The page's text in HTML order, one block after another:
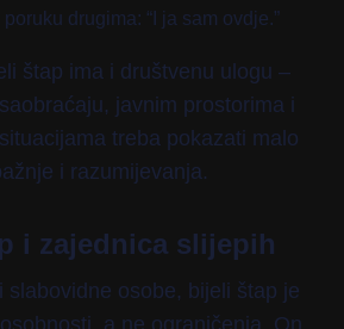
poruku drugima: “I ja sam ovdje.”
štap ima i društvenu ulogu –
javnim prostorima i
treba pokazati malo
i razumijevanja.
i zajednica slijepih
slabovidne osobe, bijeli štap je